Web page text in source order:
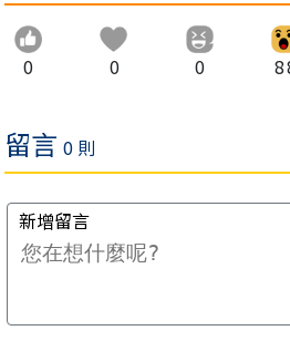
0 0 0